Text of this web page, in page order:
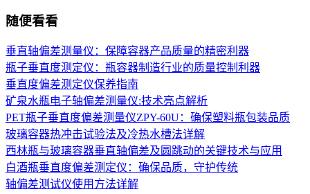
随便看看
垂直轴偏差测量仪：保障容器产品质量的精密利器
瓶子垂直度测定仪：瓶容器制造行业的质量控制利器
垂直度偏差测定仪保养指南
矿泉水瓶电子轴偏差测量仪:技术亮点解析
PET瓶子垂直度偏差测量仪ZPY-60U：确保塑料瓶包装品质
玻璃容器热冲击试验法及冷热水槽法详解
西林瓶与玻璃容器垂直轴偏差及圆跳动的关键技术与应用
白酒瓶垂直度偏差测定仪：确保品质，守护传统
轴偏差测试仪使用方法详解